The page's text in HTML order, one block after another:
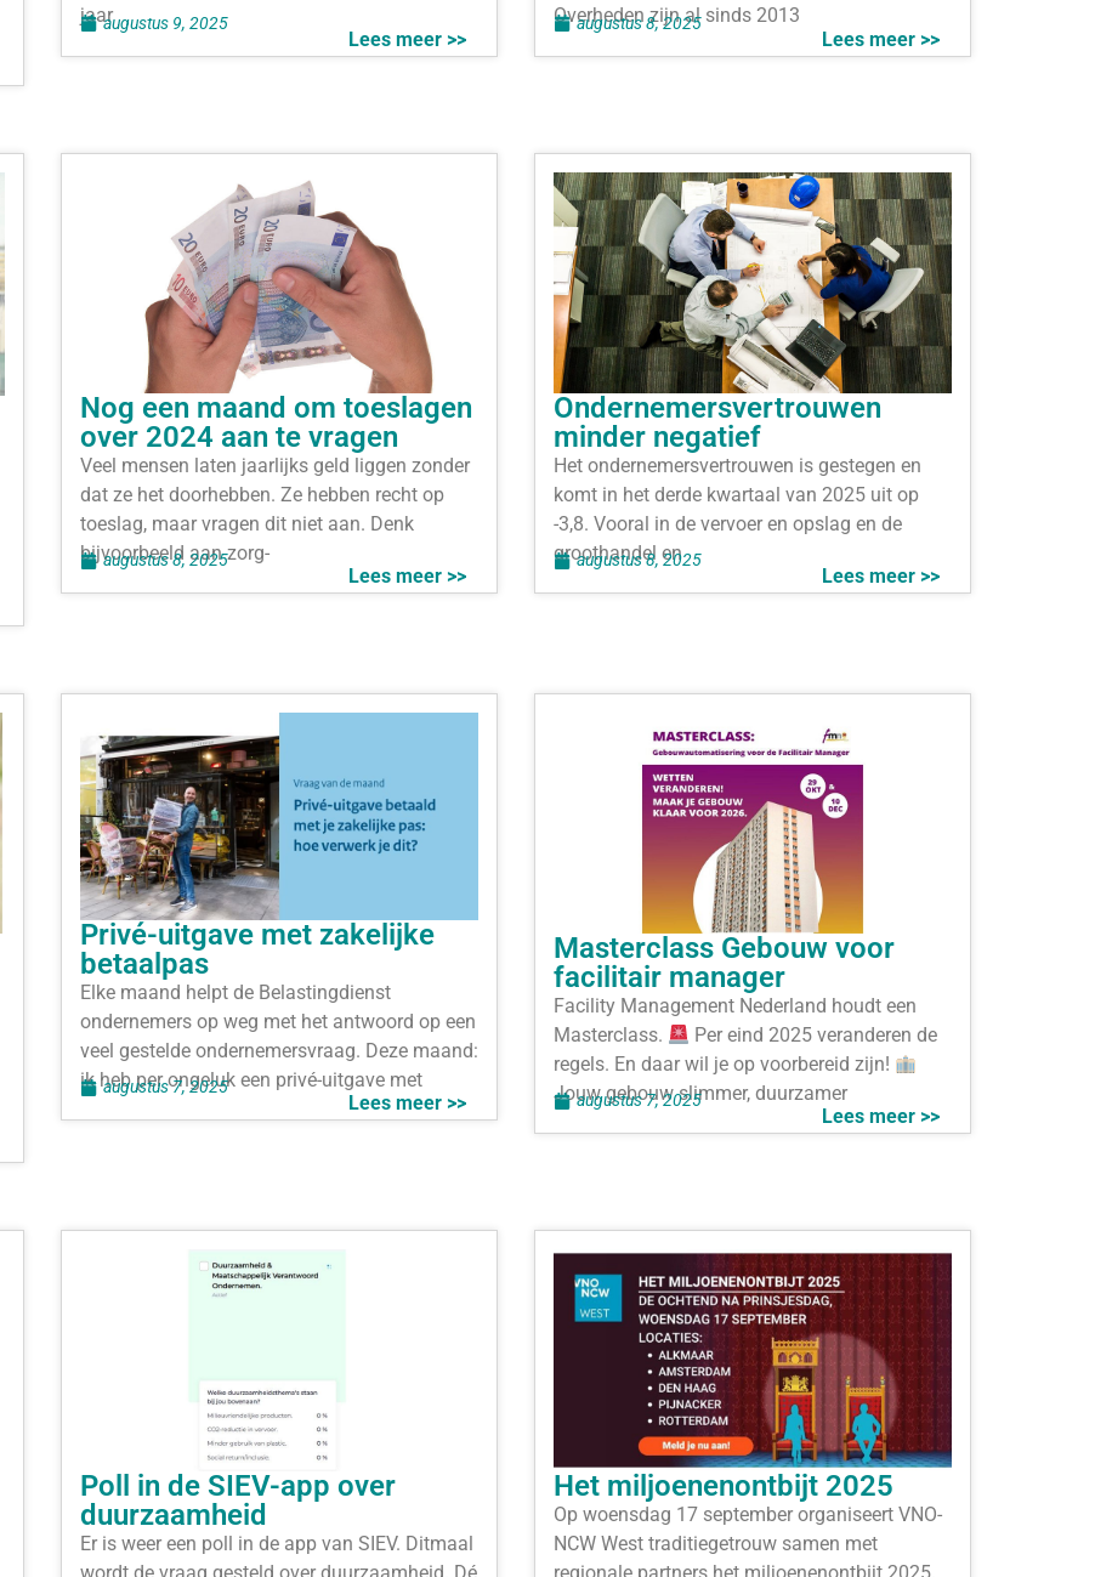
jaar
Lees meer >>
augustus 9, 2025
Overheden zijn al sinds 2013
Lees meer >>
augustus 8, 2025
Nog een maand om toeslagen
over 2024 aan te vragen
Veel mensen laten jaarlijks geld liggen zonder
dat ze het doorhebben. Ze hebben recht op
toeslag, maar vragen dit niet aan. Denk
bijvoorbeeld aan zorg-
Lees meer >>
augustus 8, 2025
Ondernemersvertrouwen
minder negatief
Het ondernemersvertrouwen is gestegen en
komt in het derde kwartaal van 2025 uit op
-3,8. Vooral in de vervoer en opslag en de
groothandel en
Lees meer >>
augustus 8, 2025
Privé-uitgave met zakelijke
betaalpas
Elke maand helpt de Belastingdienst
ondernemers op weg met het antwoord op een
veel gestelde ondernemersvraag. Deze maand:
ik heb per ongeluk een privé-uitgave met
Lees meer >>
augustus 7, 2025
Masterclass Gebouw voor
facilitair manager
Facility Management Nederland houdt een
Masterclass.
Per eind 2025 veranderen de
regels. En daar wil je op voorbereid zijn!
Jouw gebouw slimmer, duurzamer
Lees meer >>
augustus 7, 2025
Poll in de SIEV-app over
duurzaamheid
Er is weer een poll in de app van SIEV. Ditmaal
wordt de vraag gesteld over duurzaamheid. Dé
Het miljoenenontbijt 2025
Op woensdag 17 september organiseert VNO-
NCW West traditiegetrouw samen met
regionale partners het miljoenenontbijt 2025.